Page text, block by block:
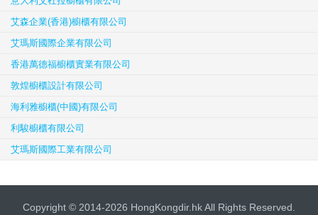
艾森企業(香港)櫥櫃有限公司
艾瑪斯國際企業有限公司
香港萬德福櫥櫃實業有限公司
敦煌櫥櫃設計有限公司
海利雅櫥櫃(中國)有限公司
利駿櫥櫃有限公司
艾瑪斯國際工業有限公司
Copyright © 2014-2026 HongKongdir.hk All Rights Reserved.